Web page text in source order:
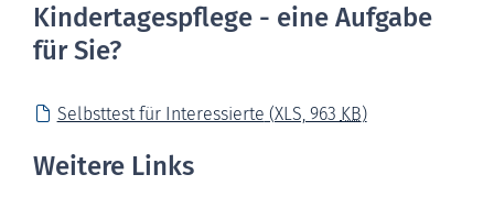
Kindertagespflege - eine Aufgabe
für Sie?
Selbsttest für Interessierte (XLS, 963 KB)
Weitere Links